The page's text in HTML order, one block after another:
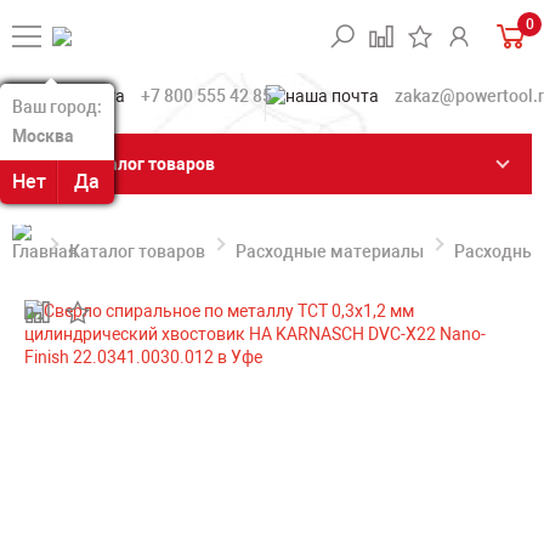
Ваш город:
Москва
Нет Да
Ваш город:
Москва
Нет Да
0
+7 800 555 42 85
Каталог товаров
Каталог товаров Расходные материалы